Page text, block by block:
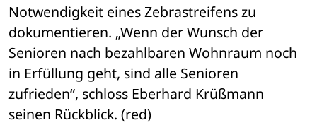
Notwendigkeit eines Zebrastreifens zu
dokumentieren. „Wenn der Wunsch der
Senioren nach bezahlbaren Wohnraum noch
in Erfüllung geht, sind alle Senioren
zufrieden“, schloss Eberhard Krüßmann
seinen Rückblick. (red)